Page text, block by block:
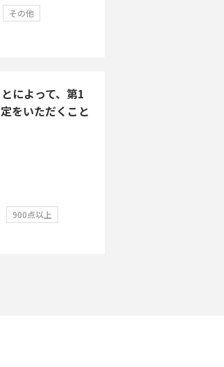
その他
によって、第1
をいただくこと
900点以上